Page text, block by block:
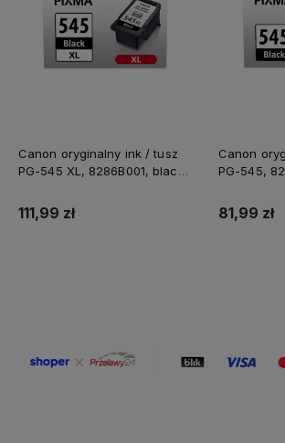
Canon oryginalny ink / tusz
PG-545 XL, 8286B001, black,
111,99 zł
Canon
PG-545,
81,99 zł